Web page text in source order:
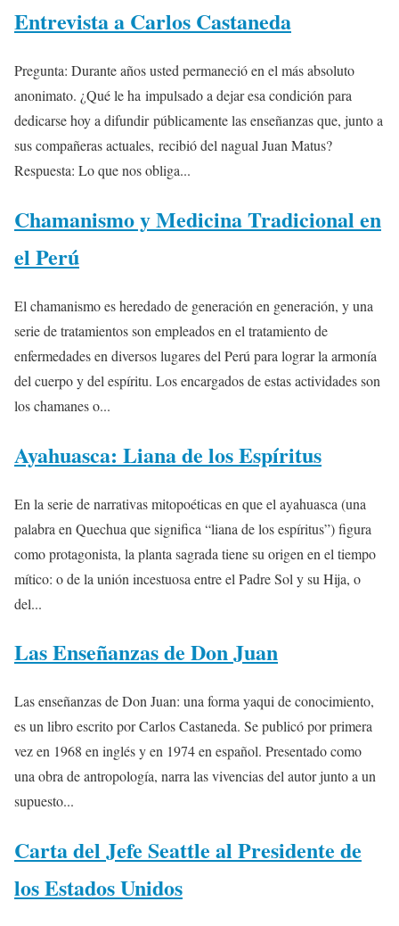
Entrevista a Carlos Castaneda
Pregunta: Durante años usted permaneció en el más absoluto
anonimato. ¿Qué le ha impulsado a dejar esa condición para
dedicarse hoy a difundir públicamente las enseñanzas que, junto a
sus compañeras actuales, recibió del nagual Juan Matus?
Respuesta: Lo que nos obliga...
Chamanismo y Medicina Tradicional en
el Perú
El chamanismo es heredado de generación en generación, y una
serie de tratamientos son empleados en el tratamiento de
enfermedades en diversos lugares del Perú para lograr la armonía
del cuerpo y del espíritu. Los encargados de estas actividades son
los chamanes o...
Ayahuasca: Liana de los Espíritus
En la serie de narrativas mitopoéticas en que el ayahuasca (una
palabra en Quechua que significa “liana de los espíritus”) figura
como protagonista, la planta sagrada tiene su origen en el tiempo
mítico: o de la unión incestuosa entre el Padre Sol y su Hija, o
del...
Las Enseñanzas de Don Juan
Las enseñanzas de Don Juan: una forma yaqui de conocimiento,
es un libro escrito por Carlos Castaneda. Se publicó por primera
vez en 1968 en inglés y en 1974 en español. Presentado como
una obra de antropología, narra las vivencias del autor junto a un
supuesto...
Carta del Jefe Seattle al Presidente de
los Estados Unidos